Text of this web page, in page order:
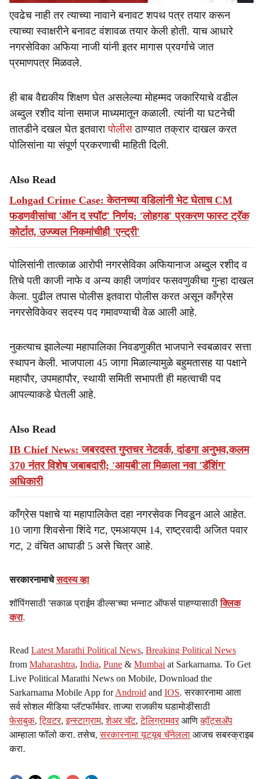
एवढेच नाही तर त्याच्या नावाने बनावट शपथ पत्र तयार करून
त्याच्या स्वाक्षरीने बनावट वंशावळ तयार केली होती. याच आधारे
नगरसेविका अफिया नाजी यांनी इतर मागास प्रवर्गाचे जात
प्रमाणपत्र मिळवले.
ही बाब वैद्यकीय शिक्षण घेत असलेल्या मोहम्मद जकारियाचे वडील
अब्दुल रशीद यांना समाज माध्यमातून कळाली. त्यांनी या घटनेची
तातडीने दखल घेत इतवारापोलीसठाण्यात तक्रार दाखल करत
पोलिसांना या संपूर्ण प्रकरणाची माहिती दिली.
Also Read
Lohgad Crime Case: केतनच्या वडिलांनी भेट घेताच CM
फडणवीसांचा 'ऑन द स्पॉट' निर्णय; 'लोहगड' प्रकरण फास्ट ट्रॅक
कोर्टात, उज्ज्वल निकमांचीही 'एन्ट्री'
पोलिसांनी तात्काळ आरोपी नगरसेविका अफियानाज अब्दुल रशीद व
तिचे पती काजी नाफे व अन्य काही जणांवर फसवणुकीचा गुन्हा दाखल
केला. पुढील तपास पोलीस इतवारा पोलीस करत असून काँग्रेस
नगरसेविकेवर सदस्य पद गमावण्याची वेळ आली आहे.
नुकत्याच झालेल्या महापालिका निवडणुकीत भाजपाने स्वबळावर सत्ता
स्थापन केली. भाजपाला 45 जागा मिळाल्यामुळे बहुमतासह या पक्षाने
महापौर, उपमहापौर, स्थायी समिती सभापती ही महत्वाची पद
आपल्याकडे घेतली आहे.
Also Read
IB Chief News: जबरदस्त गुप्तचर नेटवर्क, दांडगा अनुभव,कलम
370 नंतर विशेष जबाबदारी; 'आयबी'ला मिळाला नवा 'डॅशिंग'
अधिकारी
काँग्रेस पक्षाचे या महापालिकेत दहा नगरसेवक निवडून आले आहेत.
10 जागा शिवसेना शिंदे गट, एमआयएम 14, राष्ट्रवादी अजित पवार
गट, 2 वंचित आघाडी 5 असे चित्र आहे.
सरकारनामाचेसदस्य व्हा
शॉपिंगसाठी 'सकाळ प्राईम डील्स'च्या भन्नाट ऑफर्स पाहण्यासाठीक्लिक
करा.
Read Latest Marathi Political News, Breaking Political News
from Maharashtra, India, Pune & Mumbai at Sarkarnama. To Get
Live Political Marathi News on Mobile, Download the
Sarkarnama Mobile App forAndroid and IOS. सरकारनामा आता
सर्व सोशल मीडिया प्लॅटफॉर्मवर. ताज्या राजकीय घडामोडींसाठी
फेसबुक,ट्विटर,इन्स्टाग्राम,शेअर चॅट,टेलिग्रामवर आणिव्हॉट्सॲप
आम्हाला फॉलो करा. तसेच,सरकारनामा यूट्यूब चॅनेलला आजच सबस्क्राइब
करा.